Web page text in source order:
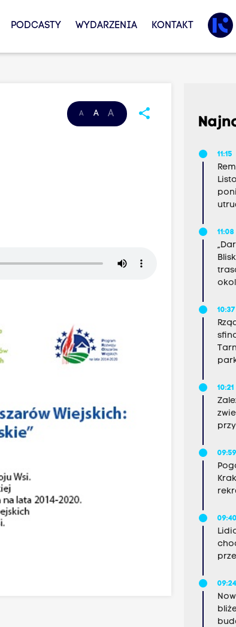
PODCASTY WYDARZENIA KONTAKT
A A A share
11:15
11:08
10:37
10:21
09:59
09:40
09:24